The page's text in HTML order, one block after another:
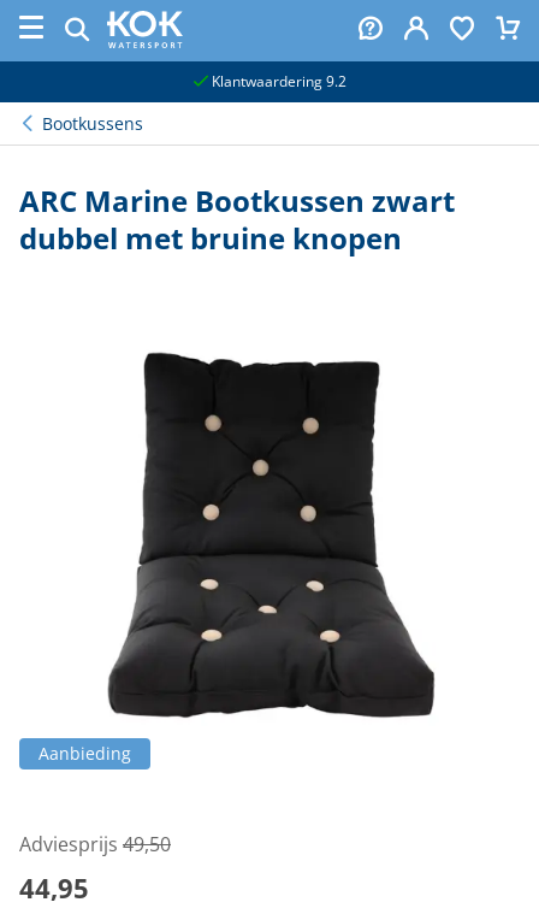
Klantwaardering 9.2
Bootkussens
ARC Marine Bootkussen zwart
dubbel met bruine knopen
Aanbieding
Adviesprijs 49,50
44,95